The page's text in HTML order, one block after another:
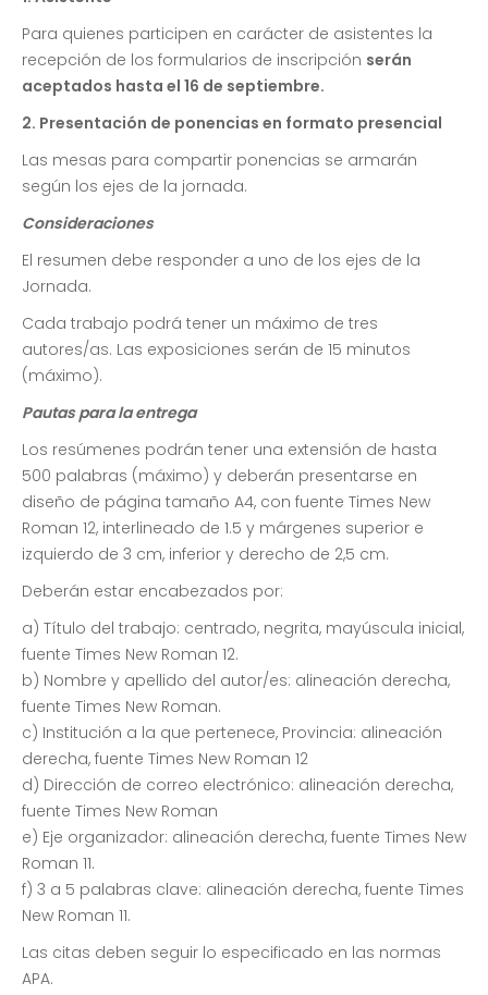
Para quienes participen en carácter de asistentes la
recepción de los formularios de inscripción serán
aceptados hasta el 16 de septiembre.
2. Presentación de ponencias en formato presencial
Las mesas para compartir ponencias se armarán
según los ejes de la jornada.
Consideraciones
El resumen debe responder a uno de los ejes de la
Jornada.
Cada trabajo podrá tener un máximo de tres
autores/as. Las exposiciones serán de 15 minutos
(máximo).
Pautas para la entrega
Los resúmenes podrán tener una extensión de hasta
500 palabras (máximo) y deberán presentarse en
diseño de página tamaño A4, con fuente Times New
Roman 12, interlineado de 1.5 y márgenes superior e
izquierdo de 3 cm, inferior y derecho de 2,5 cm.
Deberán estar encabezados por:
a) Título del trabajo: centrado, negrita, mayúscula inicial,
fuente Times New Roman 12.
b) Nombre y apellido del autor/es: alineación derecha,
fuente Times New Roman.
c) Institución a la que pertenece, Provincia: alineación
derecha, fuente Times New Roman 12
d) Dirección de correo electrónico: alineación derecha,
fuente Times New Roman
e) Eje organizador: alineación derecha, fuente Times New
Roman 11.
f) 3 a 5 palabras clave: alineación derecha, fuente Times
New Roman 11.
Las citas deben seguir lo especificado en las normas
APA.